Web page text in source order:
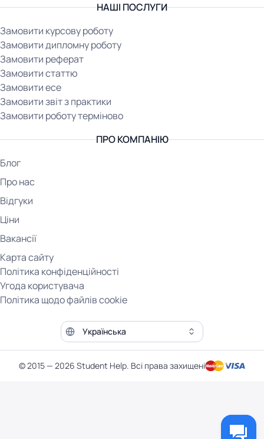
НАШІ ПОСЛУГИ
Замовити курсову роботу
Замовити дипломну роботу
Замовити реферат
Замовити статтю
Замовити есе
Замовити звіт з практики
Замовити роботу терміново
ПРО КОМПАНІЮ
Блог
Про нас
Відгуки
Ціни
Вакансії
Карта сайту
Політика конфіденційності
Угода користувача
Політика щодо файлів cookie
Мова сайту
© 2015 — 2026 Student Help. Всі права захищені